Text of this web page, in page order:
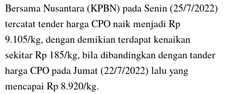
Bersama Nusantara (KPBN) pada Senin (25/7/2022)
tercatat tender harga CPO naik menjadi Rp
9.105/kg, dengan demikian terdapat kenaikan
sekitar Rp 185/kg, bila dibandingkan dengan tander
harga CPO pada Jumat (22/7/2022) lalu yang
mencapai Rp 8.920/kg.